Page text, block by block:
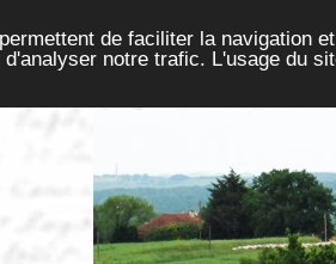
de faciliter la navigation
notre trafic. L'usage du